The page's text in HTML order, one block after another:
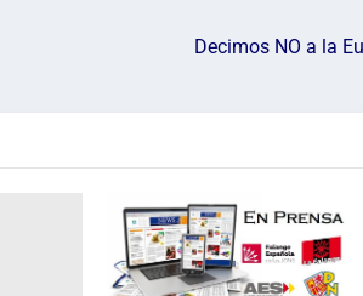
Decimos NO a la